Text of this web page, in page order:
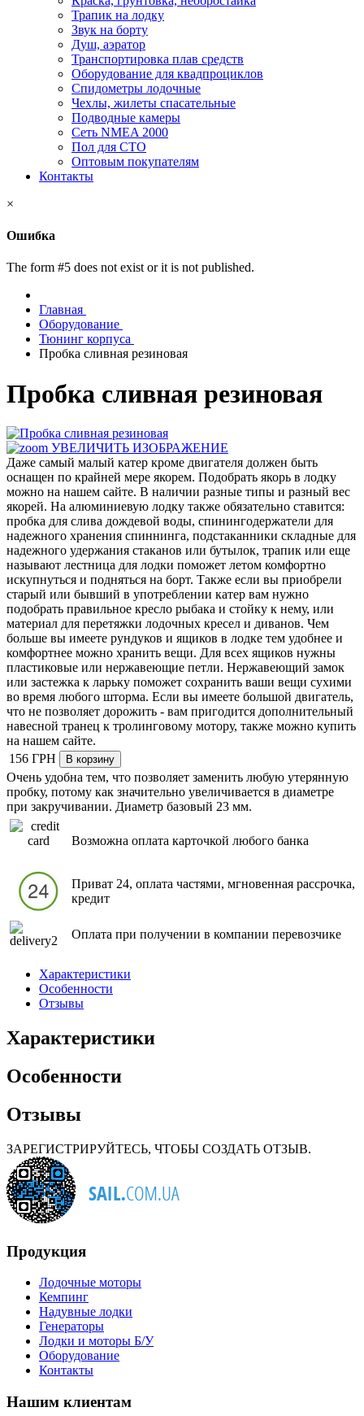
Трапик на лодку
Звук на борту
Душ, аэратор
Транспортировка плав средств
Оборудование для квадпроциклов
Спидометры лодочные
Чехлы, жилеты спасательные
Подводные камеры
Сеть NMEA 2000
Пол для СТО
Оптовым покупателям
Контакты
×
Ошибка
The form #5 does not exist or it is not published.
Главная
Оборудование
Тюнинг корпуса
Пробка сливная резиновая
Пробка сливная резиновая
УВЕЛИЧИТЬ ИЗОБРАЖЕНИЕ
Даже самый малый катер кроме двигателя должен быть
оснащен по крайней мере якорем. Подобрать якорь в лодку
можно на нашем сайте. В наличии разные типы и разный вес
якорей. На алюминиевую лодку также обязательно ставится:
пробка для слива дождевой воды, спинингодержатели для
надежного хранения спиннинга, подстаканники складные для
надежного удержания стаканов или бутылок, трапик или еще
называют лестница для лодки поможет летом комфортно
искупнуться и подняться на борт. Также если вы приобрели
старый или бывший в употреблении катер вам нужно
подобрать правильное кресло рыбака и стойку к нему, или
материал для перетяжки лодочных кресел и диванов. Чем
больше вы имеете рундуков и ящиков в лодке тем удобнее и
комфортнее можно хранить вещи. Для всех ящиков нужны
пластиковые или нержавеющие петли. Нержавеющий замок
или застежка к ларьку поможет сохранить ваши вещи сухими
во время любого шторма. Если вы имеете большой двигатель,
что не позволяет дорожить - вам пригодится дополнительный
навесной транец к тролинговому мотору, также можно купить
на нашем сайте.
156 ГРН
Очень удобна тем, что позволяет заменить любую утерянную
пробку, потому как значительно увеличивается в диаметре
при закручивании. Диаметр базовый 23 мм.
Возможна оплата карточкой любого банка
Приват 24, оплата частями, мгновенная рассрочка,
кредит
Оплата при получении в компании перевозчике
Характеристики
Особенности
Отзывы
Характеристики
Особенности
Отзывы
ЗАРЕГИСТРИРУЙТЕСЬ, ЧТОБЫ СОЗДАТЬ ОТЗЫВ.
Продукция
Лодочные моторы
Кемпинг
Надувные лодки
Генераторы
Лодки и моторы Б/У
Оборудование
Контакты
Нашим клиентам